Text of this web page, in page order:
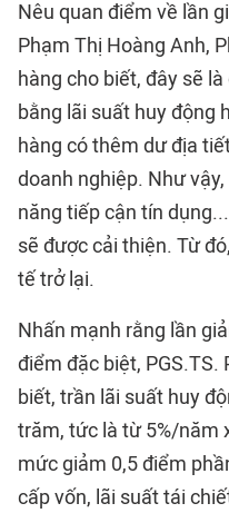
Nêu quan điểm về lần
Phạm Thị Hoàng Anh,
hàng cho biết, đây sẽ
bằng lãi suất huy động
hàng có thêm dư địa
doanh nghiệp. Như
năng tiếp cận tín
sẽ được cải thiện. Từ
tế trở lại.
Nhấn mạnh rằng lần
điểm đặc biệt,
biết, trần lãi suất huy
trăm, tức là từ 5%/năm
mức giảm 0,5 điểm
cấp vốn, lãi suất tái